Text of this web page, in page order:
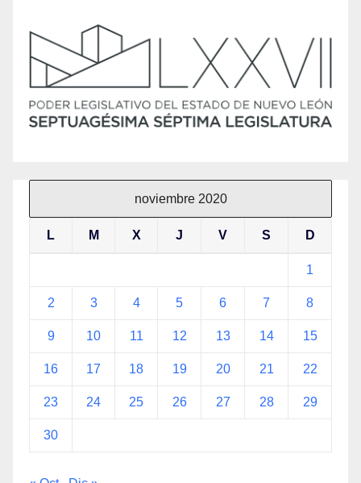
noviembre 2020
L M X J V S D
1
2 3 4 5 6 7 8
9 10 11 12 13 14 15
16 17 18 19 20 21 22
23 24 25 26 27 28 29
30